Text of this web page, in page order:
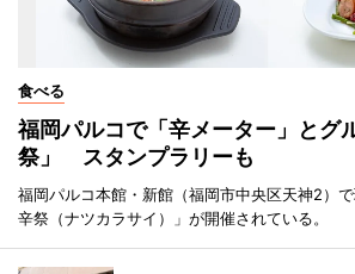
食べる
福岡パルコで「辛メーター」とグ
祭」 スタンプラリーも
福岡パルコ本館・新館（福岡市中央区天神2）
辛祭（ナツカラサイ）」が開催されている。